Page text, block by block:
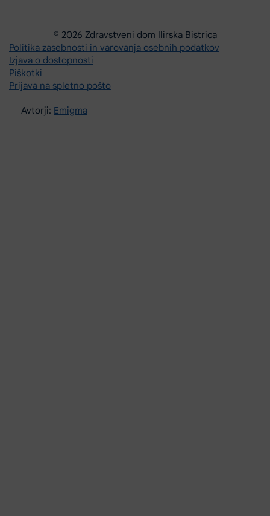
© 2026 Zdravstveni dom Ilirska Bistrica
Politika zasebnosti in varovanja osebnih podatkov
Izjava o dostopnosti
Piškotki
Prijava na spletno pošto
Avtorji: Emigma